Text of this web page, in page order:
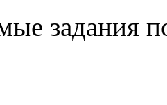
задания